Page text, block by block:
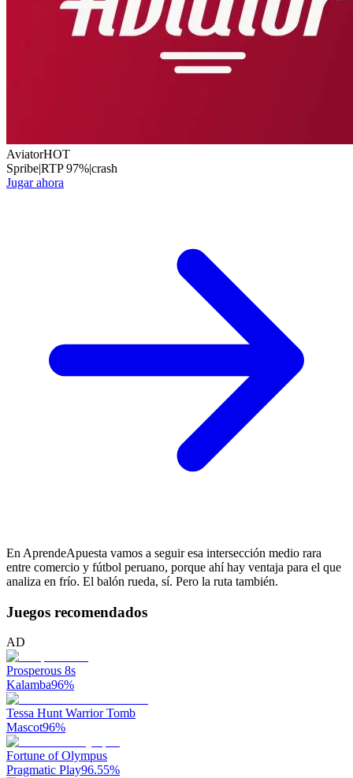
AviatorHOT
Spribe|RTP97%|crash
Jugar ahora
En AprendeApuesta vamos a seguir esa intersección medio rara
entre comercio y fútbol peruano, porque ahí hay ventaja para el que
analiza en frío. El balón rueda, sí. Pero la ruta también.
Juegos recomendados
AD
Prosperous 8s
Kalamba96%
Tessa Hunt Warrior Tomb
Mascot96%
Fortune of Olympus
Pragmatic Play96.55%